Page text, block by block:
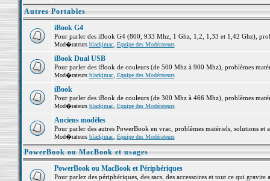
Autres Portables
iBook G4
Pour parler des iBook G4 (800, 933 Mhz, 1 Ghz, 1,2, 1,33 et 1,42 Ghz),
Mod�rateurs blackjmac, Equipe des Modérateurs
iBook Dual USB
Pour parler des iBook de couleurs (de 500 Mhz à 900 Mhz), problèmes
Mod�rateurs blackjmac, Equipe des Modérateurs
iBook
Pour parler des iBook de couleurs (de 300 Mhz à 466 Mhz), problèmes
Mod�rateurs blackjmac, Equipe des Modérateurs
Anciens modèles
Pour parler des autres PowerBook en vrac, problèmes matériels, solutions et
Mod�rateurs blackjmac, Equipe des Modérateurs
PowerBook ou MacBook et usages
PowerBook ou MacBook et Périphériques
Pour parlez des périphériques, des sacs, des accessoires et tout ce qui